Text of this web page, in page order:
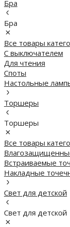
Бра
Бра
Все товары
С выключателем
Для чтения
Споты
Настольные
Торшеры
Торшеры
Все товары
Встраиваемые
Накладные
Свет для детской
Свет для детской